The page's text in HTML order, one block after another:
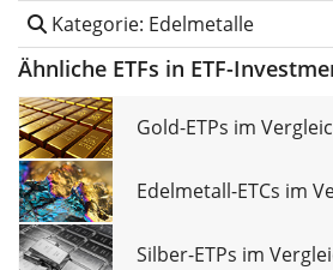
Kategorie: Edelmetalle
Ähnliche ETFs in ETF-
Gold-ETPs im
Edelmetall-ETCs im
Silber-ETPs im